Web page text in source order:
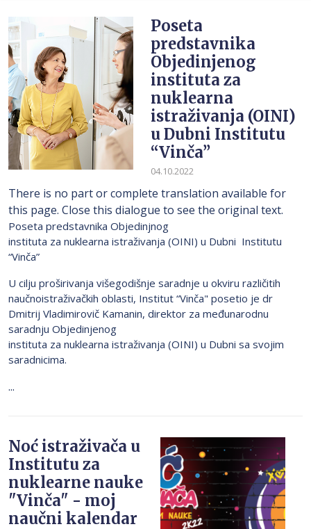
Poseta
predstavnika
Objedinjenog
instituta za
nuklearna
istraživanja (OINI)
u Dubni Institutu
“Vinča”
04.10.2022
There is no part or complete translation available for
this page. Close this dialogue to see the original text.
Poseta predstavnika Objedinjnog
instituta za nuklearna istraživanja (OINI) u Dubni Institutu
“Vinča”
U cilju proširivanja višegodišnje saradnje u okviru različitih
naučnoistraživačkih oblasti, Institut “Vinča" posetio je dr
Dmitrij Vladimirovič Kamanin, direktor za međunarodnu
saradnju Objedinjenog
instituta za nuklearna istraživanja (OINI) u Dubni sa svojim
saradnicima.
...
Noć istraživača u
Institutu za
nuklearne nauke
"Vinča" - moj
naučni kalendar